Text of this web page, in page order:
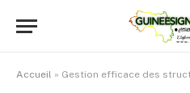
Accueil » Gestion efficace des structures sanitaires : les